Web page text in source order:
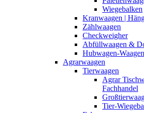
Wiegebalken
Kranwaagen |
Zählwaagen
Checkweigher
Abfüllwaagen &
Hubwagen-Waagen
Agrarwaagen
Tierwaagen
Agrar
Fachhandel
Tier-